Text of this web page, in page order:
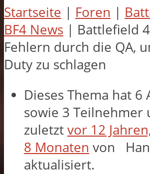
Startseite | Foren |
BF4 News | Battlefield
Fehlern durch die QA,
Duty zu schlagen
Dieses Thema hat 6
sowie 3 Teilnehmer
zuletzt vor 12
8 Monaten von
aktualisiert.